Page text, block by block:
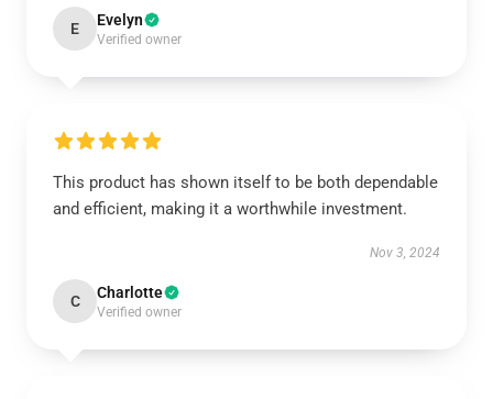
E Evelyn
Verified owner
This product has shown itself to be both dependable
and efficient, making it a worthwhile investment.
Nov 3, 2024
C Charlotte
Verified owner